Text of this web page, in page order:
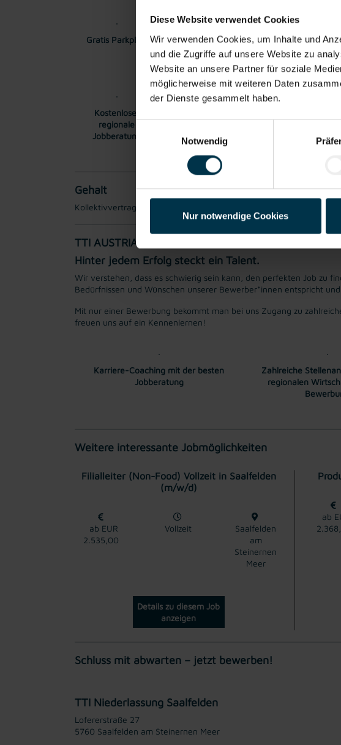
Diese Website verwendet Cookies
Wir verwenden Cookies, um Inhalte und
und die Zugriffe auf unsere Website zu
Website an unsere Partner für soziale
möglicherweise mit weiteren Daten
der Dienste gesammelt haben.
Notwendig
Nur notwendige Cookies
Gratis Parkplatz
Unbefristetes
Dienstverhältnis
Einschulung
Kostenlose,
regionale
Jobberatung
Gehalt
Kollektivvertraglicher Mindestlohn EUR 15,27 brutto pro Stunde.
TTI AUSTRIA
Hinter jedem Erfolg steckt ein Talent.
Wir verstehen, dass es schwierig sein kann, den perfekten Job zu
Bedürfnissen und Wünschen unserer Bewerber*innen entspricht
Mit nur einer Bewerbung bekommt man bei uns Zugang zu
freuen uns auf ein Kennenlernen!
Karriere-Coaching mit der besten
Jobberatung
Zahlreiche
regionalen
Weitere interessante Jobmöglichkeiten
Filialleiter (Non-Food) Vollzeit in Saalfelden
(m/w/d)
ab EUR
2.535,00
Vollzeit
Saalfelden
am
Steinernen
Meer
Details zu diesem Job
anzeigen
ab
Schluss mit abwarten – jetzt bewerben!
TTI Niederlassung Saalfelden
Lofererstraße 27
5760 Saalfelden am Steinernen Meer